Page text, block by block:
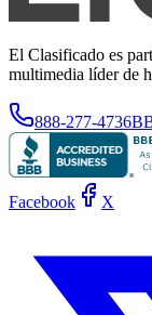
El Clasificado es
multimedia líder de
888-277-4736
Facebook X